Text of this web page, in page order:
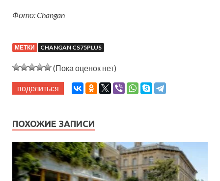
Фото: Changan
МЕТКИ CHANGAN CS75PLUS
(Пока оценок нет)
поделиться
ПОХОЖИЕ ЗАПИСИ